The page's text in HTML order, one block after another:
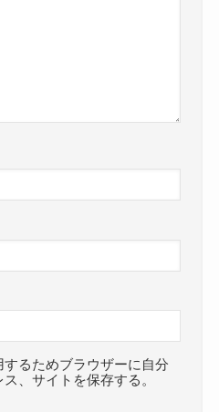
るためブラウザーに自分
、サイトを保存する。